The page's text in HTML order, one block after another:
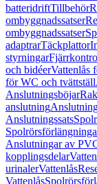
batteridriftTillbehör
ombyggnadssatser
ombyggnadssatser
adaptrarTäckplattor
styrningar
och bidéerVattenlås
för WC och tvättställ
Anslutningsböjar
anslutning
Anslutningssats
Anslutningar av
kopplingsdelar
urinalerVattenlås
Vattenlås